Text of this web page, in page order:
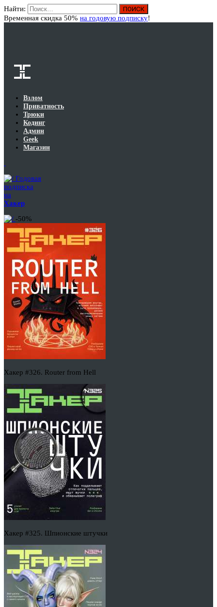
Найти:
Временная скидка 50% на годовую подписку!
Взлом
Приватность
Трюки
Кодинг
Админ
Geek
Магазин
Годовая
подписка
на
Хакер
-50%
Хакер #326. Router from Hell
Хакер #325. Шпионские штучки